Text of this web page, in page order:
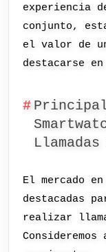
experiencia
conjunto,
el valor de
destacarse
El mercado
destacadas
realizar